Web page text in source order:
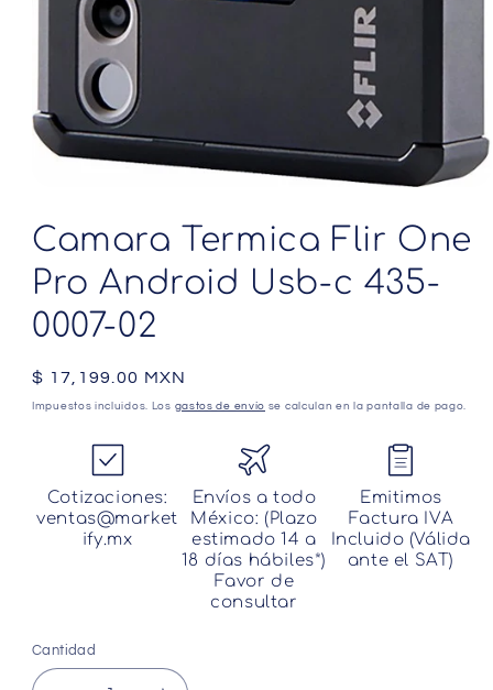
multimedia
1
una
ventana
modal
Camara Termica Flir One
Pro Android Usb-c 435-
0007-02
Precio
habitual
$ 17,199.00 MXN
Impuestos incluidos. Los gastos de envío se calculan en la pantalla de pago.
Cotizaciones:
ventas@market
ify.mx
Envíos a todo
México: (Plazo
estimado 14 a
18 días hábiles*)
Favor de
consultar
Emitimos
Factura IVA
Incluido (Válida
ante el SAT)
Cantidad
Cantidad